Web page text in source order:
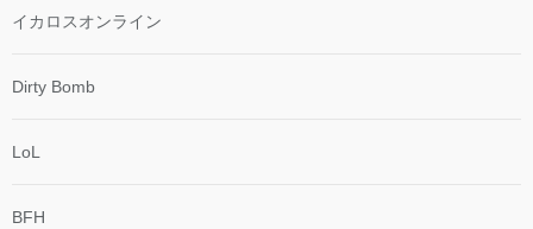
イカロスオンライン
Dirty Bomb
LoL
BFH